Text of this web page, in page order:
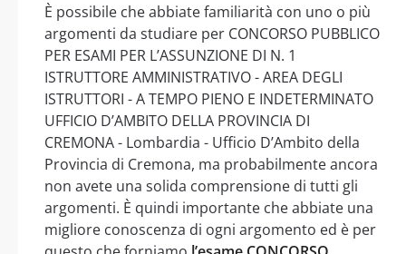
È possibile che abbiate familiarità con uno o più
argomenti da studiare per CONCORSO PUBBLICO
PER ESAMI PER L’ASSUNZIONE DI N. 1
ISTRUTTORE AMMINISTRATIVO - AREA DEGLI
ISTRUTTORI - A TEMPO PIENO E INDETERMINATO
UFFICIO D’AMBITO DELLA PROVINCIA DI
CREMONA - Lombardia - Ufficio D’Ambito della
Provincia di Cremona, ma probabilmente ancora
non avete una solida comprensione di tutti gli
argomenti. È quindi importante che abbiate una
migliore conoscenza di ogni argomento ed è per